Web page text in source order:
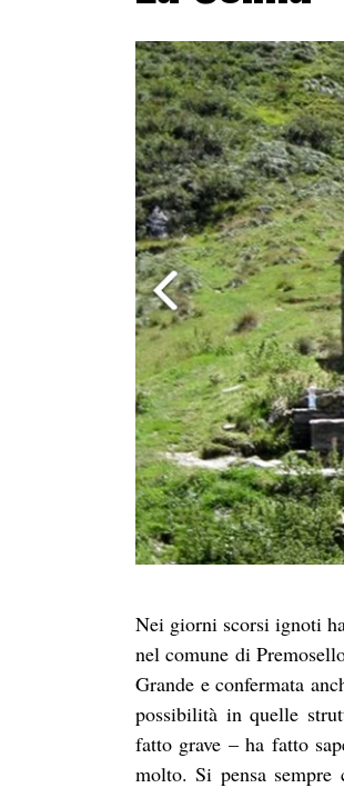
Nei giorni scorsi ignoti
nel comune di
Grande e confermata
possibilità in quelle
fatto grave – ha fatto
molto. Si pensa